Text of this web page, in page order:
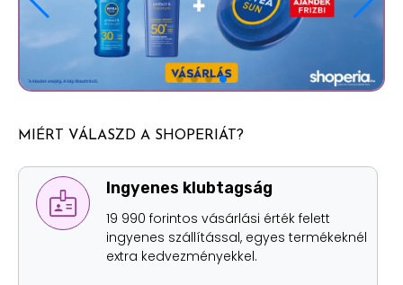
Népszerű keresések
leukoplast lenor finish
MIÉRT VÁLASZD A SHOPERIÁT?
Ingyenes személyes átvételi
lehetőség
Értékhatártól függetlenül, szállítási
költség nélkül két helyen is átveheted